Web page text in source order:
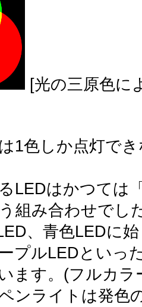
[光の三原色に
1色しか点灯で
LEDはかつては
組み合わせでし
、青色LEDに
プルLEDといっ
ます。(フルカ
ンライトは発色